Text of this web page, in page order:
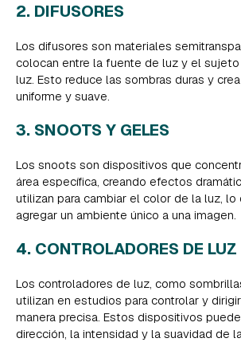
2. DIFUSORES
Los difusores son materiales
colocan entre la fuente de luz y el sujeto
luz. Esto reduce las sombras duras y
uniforme y suave.
3. SNOOTS Y GELES
Los snoots son dispositivos que
área específica, creando efectos
utilizan para cambiar el color de la luz, lo
agregar un ambiente único a una imagen.
4. CONTROLADORES DE LUZ
Los controladores de luz, como
utilizan en estudios para controlar y
manera precisa. Estos dispositivos
dirección, la intensidad y la suavidad de